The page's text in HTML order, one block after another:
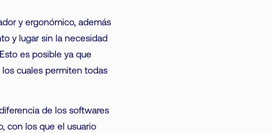
y ergonómico, además
y lugar sin la necesidad
es posible ya que
cuales permiten todas
de los softwares
con los que el usuario